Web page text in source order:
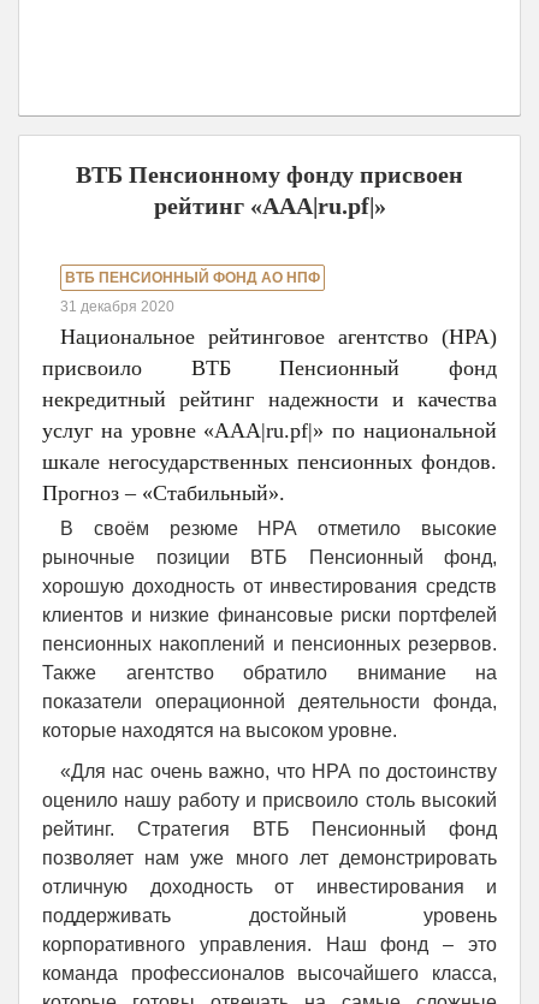
ВТБ Пенсионному фонду присвоен
рейтинг «ААА|ru.pf|»
ВТБ ПЕНСИОННЫЙ ФОНД АО НПФ
31 декабря 2020
Национальное рейтинговое агентство (НРА)
присвоило ВТБ Пенсионный фонд
некредитный рейтинг надежности и качества
услуг на уровне «ААА|ru.pf|» по национальной
шкале негосударственных пенсионных фондов.
Прогноз – «Стабильный».
В своём резюме НРА отметило высокие
рыночные позиции ВТБ Пенсионный фонд,
хорошую доходность от инвестирования средств
клиентов и низкие финансовые риски портфелей
пенсионных накоплений и пенсионных резервов.
Также агентство обратило внимание на
показатели операционной деятельности фонда,
которые находятся на высоком уровне.
«Для нас очень важно, что НРА по достоинству
оценило нашу работу и присвоило столь высокий
рейтинг. Стратегия ВТБ Пенсионный фонд
позволяет нам уже много лет демонстрировать
отличную доходность от инвестирования и
поддерживать достойный уровень
корпоративного управления. Наш фонд – это
команда профессионалов высочайшего класса,